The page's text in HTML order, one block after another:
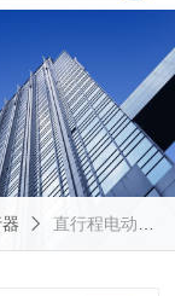
直行程电动执行器